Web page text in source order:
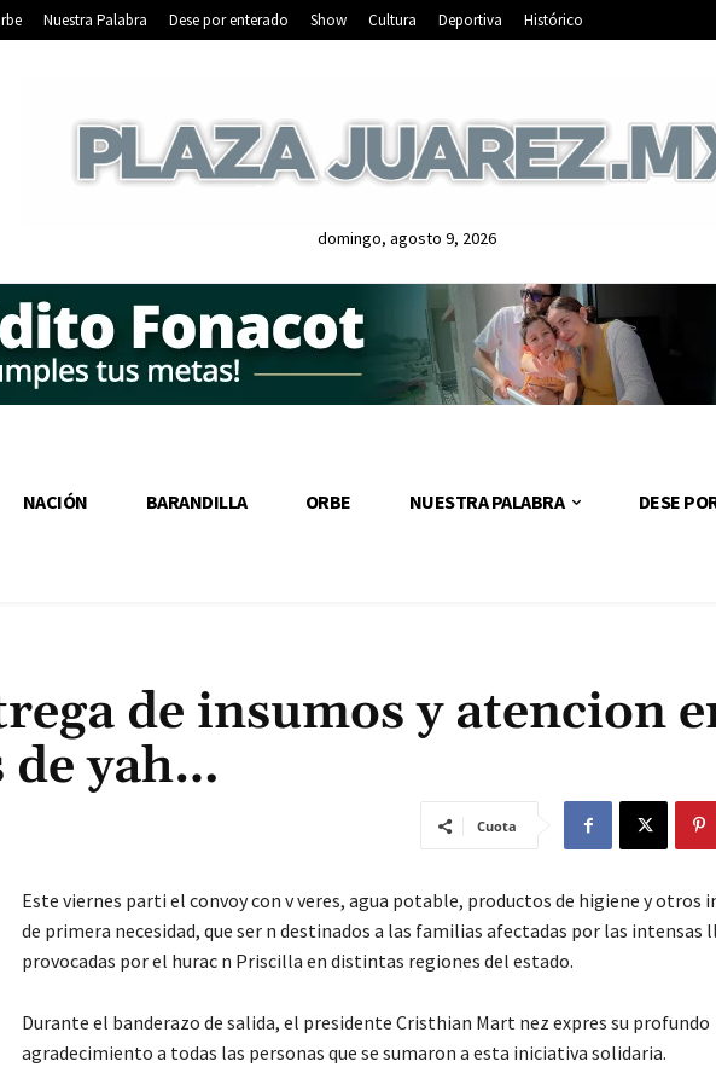
Nuestra Palabra Dese por enterado Show Cultura Deportiva Histórico
domingo, agosto 9, 2026
NACIÓN BARANDILLA ORBE NUESTRA PALABRA DESE
de insumos y atencion
de yah…
Cuota
Este viernes parti el convoy con v veres, agua potable, productos de higiene y otros
de primera necesidad, que ser n destinados a las familias afectadas por las intensas
provocadas por el hurac n Priscilla en distintas regiones del estado.
Durante el banderazo de salida, el presidente Cristhian Mart nez expres su profundo
agradecimiento a todas las personas que se sumaron a esta iniciativa solidaria.